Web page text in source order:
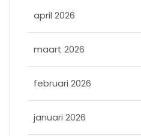
april 2026
maart 2026
februari 2026
januari 2026